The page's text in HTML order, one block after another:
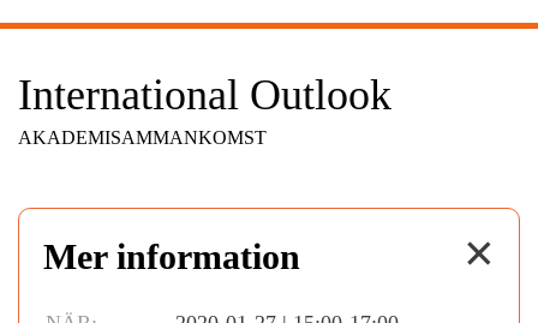
International Outlook
AKADEMISAMMANKOMST
✕
Mer information